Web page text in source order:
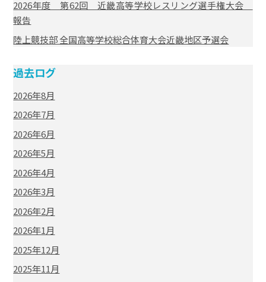
2026年度 第62回 近畿高等学校レスリング選手権大会
報告
陸上競技部 全国高等学校総合体育大会近畿地区予選会
過去ログ
2026年8月
2026年7月
2026年6月
2026年5月
2026年4月
2026年3月
2026年2月
2026年1月
2025年12月
2025年11月